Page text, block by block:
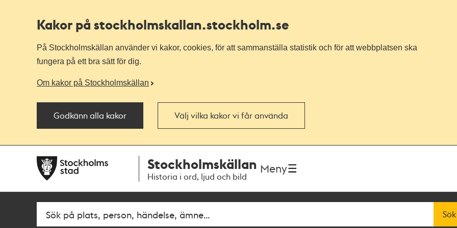
Kakor på stockholmskallan.stockholm.se
På Stockholmskällan använder vi kakor, cookies, för att sammanställa statistik och för att webbplatsen ska
fungera på ett bra sätt för dig.
Om kakor på Stockholmskällan
Godkänn alla kakor Välj vilka kakor vi får använda
navigationen
huvudinnehållet
Stockholmskällan
Historia i ord, ljud och bild
Meny
Fritextsök Sök